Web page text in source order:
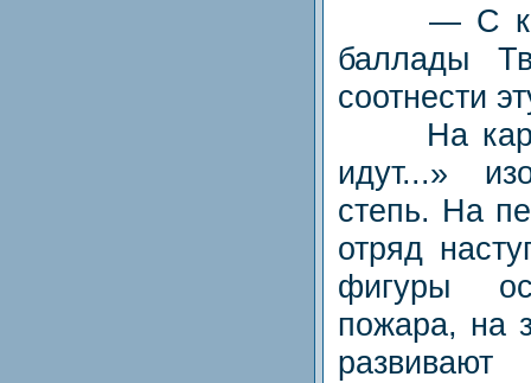
— С
баллады
соотнести
На
идут...»
степь. На
отряд
фигуры
пожара, на